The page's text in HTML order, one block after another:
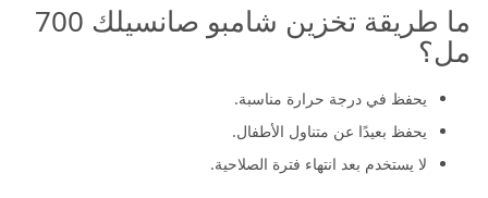
ما طريقة تخزين شامبو صانسيلك 700
مل؟
يحفظ في درجة حرارة مناسبة.
يحفظ بعيدًا عن متناول الأطفال.
لا يستخدم بعد انتهاء فترة الصلاحية.